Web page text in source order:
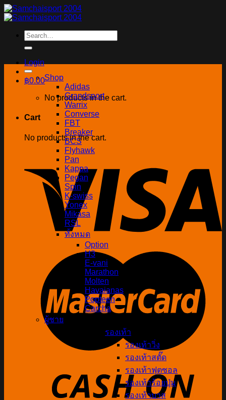
Skip
to
Search
for:
Login
฿0.00
No products in the cart.
Cart
No products in the cart.
Shop
Adidas
Grandsport
Warrix
Converse
FBT
Breaker
BCS
Flyhawk
Pan
Kappa
Pegan
Spin
K-swiss
Yonex
Mikasa
RSL
ทั้งหมด
Option
H3
E-vani
Marathon
Molten
Havaianas
Popteen
Carcha
ผู้ชาย
รองเท้า
รองเท้าวิ่ง
รองเท้าสตั๊ด
รองเท้าฟุตซอล
รองเท้าร้อยปุ่ม
รองเท้าบาส